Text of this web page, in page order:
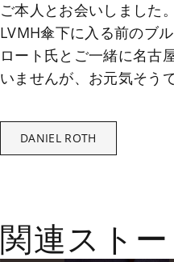
ご本人とお会いしました
LVMH傘下に入る前のブ
ロート氏とご一緒に名古
いませんが、お元気そう
DANIEL ROTH
関連スト